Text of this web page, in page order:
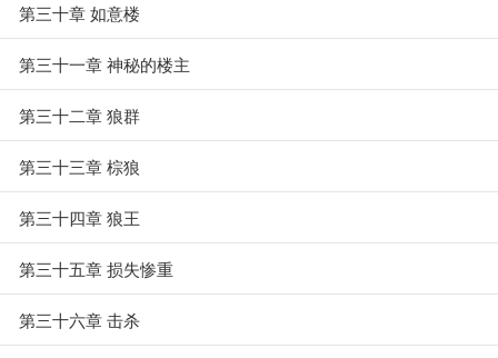
第三十章 如意楼
第三十一章 神秘的楼主
第三十二章 狼群
第三十三章 棕狼
第三十四章 狼王
第三十五章 损失惨重
第三十六章 击杀